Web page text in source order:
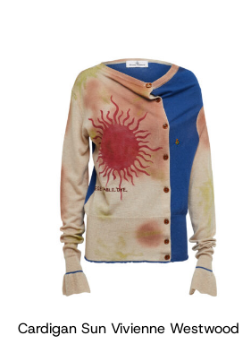
Cardigan Sun Vivienne Westwood